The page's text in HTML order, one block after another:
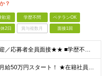
？
歓迎 学歴不問 ベテランOK
2日 賞与複数月 面接1回
★★未経験歓迎／応募者全員面接★★ ■学歴不問 ■第二新卒歓迎・ブランクOK ■20代～60代まで幅広く活躍中 ★＼こんな想いを持った方は大歓迎／★ 〇「稼ぎたい」という強い意欲がある方 〇元気でハ
★未経験でも月給50万円スタート！ ★在籍社員の半数が月収100万円以上 月給50万円～＋インセンティブ＋各種手当 ※試用期間1カ月（期間中の給与は月給40万円～となります。その他待遇に差異はござい